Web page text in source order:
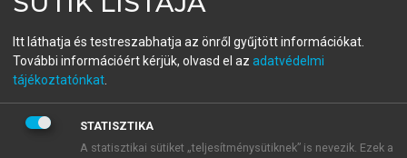
fiókoddal,vagy hozz létre új fiókot.
A regisztráció után apróbaidőszakautomatikusan
BELÉPÉS SAJÁT FIÓKKAL
Itt láthatja és testreszabhatja az önről gyűjtött információkat.
További információért kérjük, olvasd el az adatvédelmi
tájékoztatónkat
STATISZTIKA
A statisztikai sütiket „teljesítménysütiknek” is nevezik. Ezek a